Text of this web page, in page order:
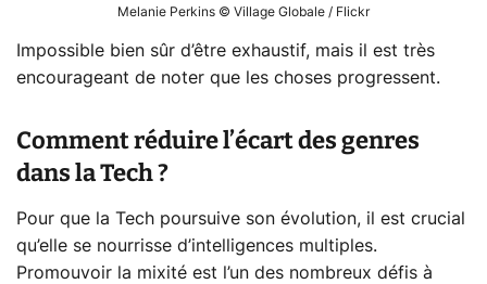
Melanie Perkins © Village Globale / Flickr
Impossible bien sûr d’être exhaustif, mais il est très
encourageant de noter que les choses progressent.
Comment réduire l’écart des genres
dans la Tech ?
Pour que la Tech poursuive son évolution, il est crucial
qu’elle se nourrisse d’intelligences multiples.
Promouvoir la mixité est l’un des nombreux défis à